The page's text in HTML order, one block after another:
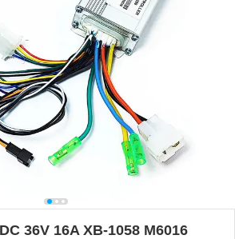
36V 16A XB-1058 M6016